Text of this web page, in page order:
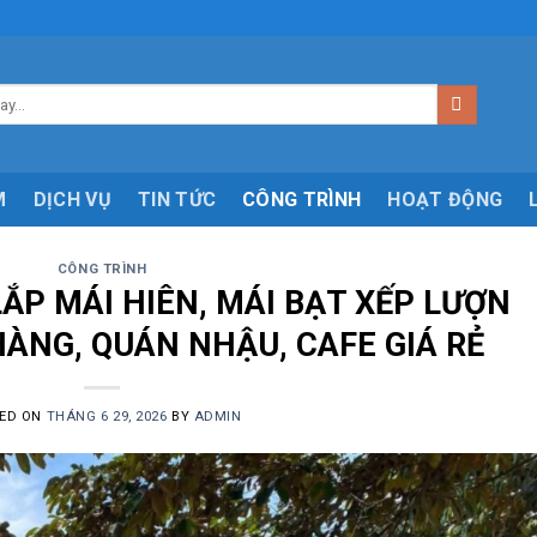
DỊCH VỤ TIN TỨC CÔNG TRÌNH HOẠT ĐỘNG
CÔNG TRÌNH
MÁI HIÊN, MÁI BẠT XẾP LƯỢN
QUÁN NHẬU, CAFE GIÁ RẺ
ON THÁNG 6 29, 2026 BY ADMIN